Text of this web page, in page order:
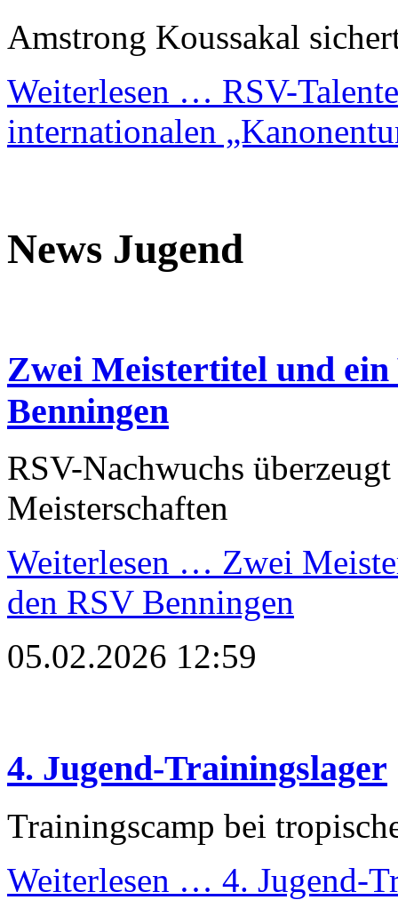
Amstrong Koussakal
Weiterlesen … RSV-
internationalen
News Jugend
Zwei Meistertitel und
Benningen
RSV-Nachwuchs
Meisterschaften
Weiterlesen … Zwei
den RSV Benningen
05.02.2026 12:59
4. Jugend-Trainingslager
Trainingscamp bei
Weiterlesen … 4. Jugend-